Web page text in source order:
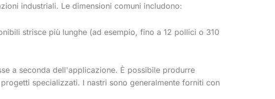
industriali. Le dimensioni comuni includono:
strisce più lunghe (ad esempio, fino a 12 pollici o 310
a seconda dell'applicazione. È possibile produrre
specializzati. I nastri sono generalmente forniti con